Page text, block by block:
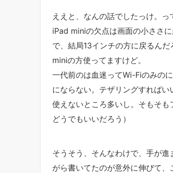
ええと、なんの話でしたっけ。
iPad miniの欠点は画面の小ささ
で、結局13インチの方に戻るん
miniの方使ってますけど。
一代前のは血迷ってWi-Fiのみの
にならない。テザリングすれば
使えないところ多いし。そもそ
どうでもいいだろう）
そうそう、そんなわけで、手が
がら書いてたのが意外に伸びて、